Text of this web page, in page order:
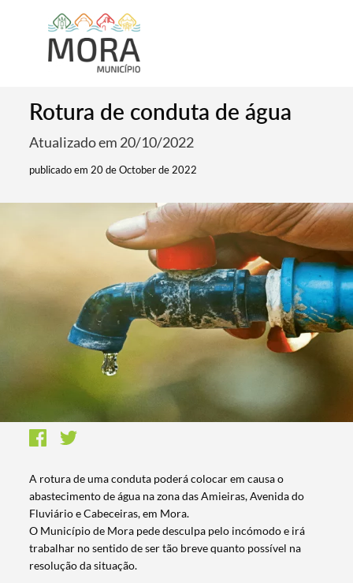
Rotura de conduta de água
Atualizado em 20/10/2022
publicado em 20 de October de 2022
A rotura de uma conduta poderá colocar em causa o
abastecimento de água na zona das Amieiras, Avenida do
Fluviário e Cabeceiras, em Mora.
O Município de Mora pede desculpa pelo incómodo e irá
trabalhar no sentido de ser tão breve quanto possível na
resolução da situação.